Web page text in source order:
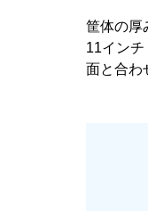
筐体の厚
11イン
面と合わ